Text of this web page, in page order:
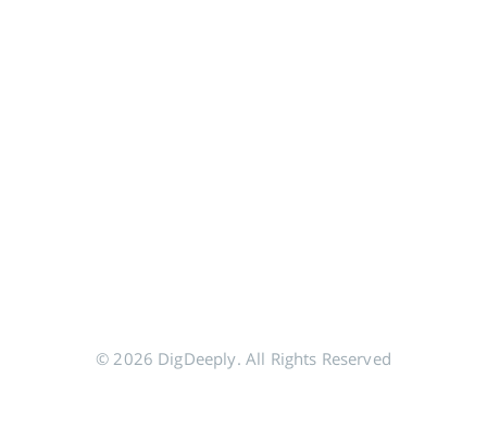
© 2026 DigDeeply. All Rights Reserved